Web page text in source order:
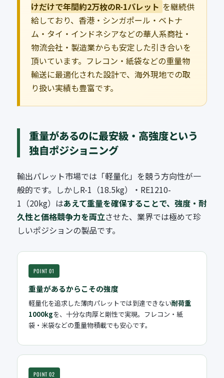
けだけで年間約2万枚のR-1パレット を継続供
給しており、香港・シンガポール・ベトナ
ム・タイ・インドネシアなどの華人系商社・
物流会社・製造業からも安定した引き合いを
頂いています。フレコン・紙袋などの重量物
輸送に最適化された設計で、海外現地での取
り扱い実績も豊富です。
重量があるのに最安級・高強度という
独自ポジショニング
輸出パレット市場では「軽量化」を競う方向性が一
般的です。しかしR-1（18.5kg）・RE1210-
1（20kg）はあえて重量を確保することで、強度・耐
久性と価格競争力を両立させた、業界では極めて珍
しいポジションの製品です。
POINT 01
重量があるからこその強度
軽量化を追求した薄肉パレットでは到達できない耐荷重
1000kgを、十分な肉厚と剛性で実現。フレコン・紙
袋・米袋などの重量物積載でも安心です。
POINT 02